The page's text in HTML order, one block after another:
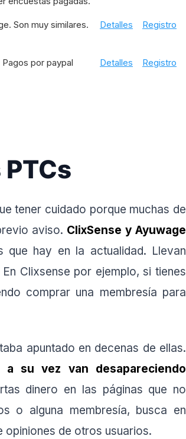
Son muy similares.
Detalles Registro
por paypal
Detalles Registro
tener cuidado porque muchas de
aviso. ClixSense y Ayuwage
que hay en la actualidad. Llevan
Clixsense por ejemplo, si tienes
comprar una membresía para
apuntado en decenas de ellas.
a su vez van desapareciendo
dinero en las páginas que no
o alguna membresía, busca en
de otros usuarios.